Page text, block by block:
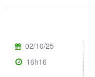
02/10/25
16h16